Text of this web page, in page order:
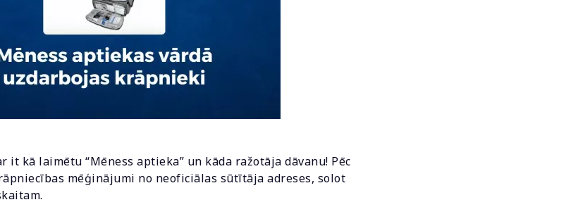
kā laimētu “Mēness aptieka” un kāda ražotāja dāvanu! Pēc
mēģinājumi no neoficiālas sūtītāja adreses, solot